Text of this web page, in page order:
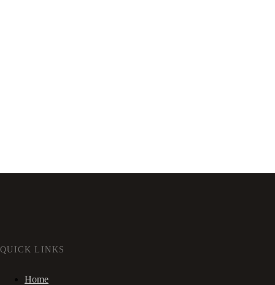
QUICK LINKS
Home